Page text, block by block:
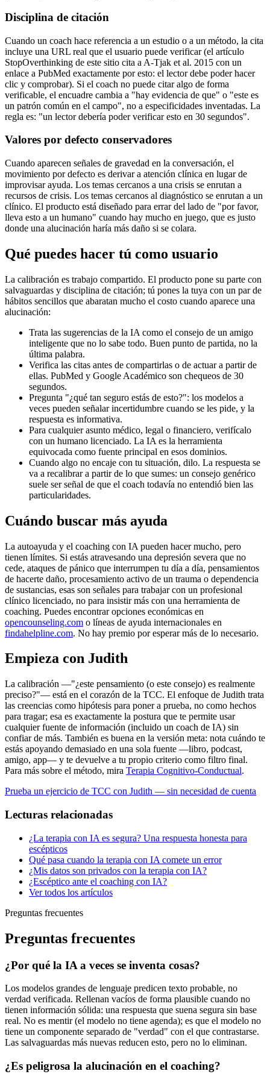
Disciplina de citación
Cuando un coach hace referencia a un estudio o a un método, la cita
incluye una URL real que el usuario puede verificar (el artículo
StopOverthinking de este sitio cita a A-Tjak et al. 2015 con un
enlace a PubMed exactamente por esto: el lector debe poder hacer
clic y comprobar). Si el coach no puede citar algo de forma
verificable, el encuadre cambia a "hay evidencia de que" o "este es
un patrón común en el campo", no a especificidades inventadas. La
regla es: "un lector debería poder verificar esto en 30 segundos".
Valores por defecto conservadores
Cuando aparecen señales de gravedad en la conversación, el
movimiento por defecto es derivar a atención clínica en lugar de
improvisar ayuda. Los temas cercanos a una crisis se enrutan a
recursos de crisis. Los temas cercanos al diagnóstico se enrutan a un
clínico. El producto está diseñado para errar del lado de "por favor,
lleva esto a un humano" cuando hay mucho en juego, que es justo
donde una alucinación haría más daño si se colara.
Qué puedes hacer tú como usuario
La calibración es trabajo compartido. El producto pone su parte con
salvaguardas y disciplina de citación; tú pones la tuya con un par de
hábitos sencillos que abaratan mucho el costo cuando aparece una
alucinación:
Trata las sugerencias de la IA como el consejo de un amigo
inteligente que no lo sabe todo. Buen punto de partida, no la
última palabra.
Verifica las citas antes de compartirlas o de actuar a partir de
ellas. PubMed y Google Académico son chequeos de 30
segundos.
Pregunta "¿qué tan seguro estás de esto?": los modelos a
veces pueden señalar incertidumbre cuando se les pide, y la
respuesta es informativa.
Para cualquier asunto médico, legal o financiero, verifícalo
con un humano licenciado. La IA es la herramienta
equivocada como fuente principal en esos dominios.
Cuando algo no encaje con tu situación, dilo. La respuesta se
va a recalibrar a partir de lo que sumes: un consejo genérico
suele ser señal de que el coach todavía no entendió bien las
particularidades.
Cuándo buscar más ayuda
La autoayuda y el coaching con IA pueden hacer mucho, pero
tienen límites. Si estás atravesando una depresión severa que no
cede, ataques de pánico que interrumpen tu día a día, pensamientos
de hacerte daño, procesamiento activo de un trauma o dependencia
de sustancias, esas son señales para trabajar con un profesional
clínico licenciado, no para insistir más con una herramienta de
coaching. Puedes encontrar opciones económicas en
opencounseling.com o líneas de ayuda internacionales en
findahelpline.com. No hay premio por esperar más de lo necesario.
Empieza con Judith
La calibración —"¿este pensamiento (o este consejo) es realmente
preciso?"— está en el corazón de la TCC. El enfoque de Judith trata
las creencias como hipótesis para poner a prueba, no como hechos
para tragar; esa es exactamente la postura que te permite usar
cualquier fuente de información (incluido un coach de IA) sin
confiar de más. También es buena en la versión meta: nota cuándo te
estás apoyando demasiado en una sola fuente —libro, podcast,
amigo, app— y te devuelve a tu propio criterio como filtro final.
Para más sobre el método, mira Terapia Cognitivo-Conductual.
Prueba un ejercicio de TCC con Judith — sin necesidad de cuenta
Lecturas relacionadas
¿La terapia con IA es segura? Una respuesta honesta para
escépticos
Qué pasa cuando la terapia con IA comete un error
¿Mis datos son privados con la terapia con IA?
¿Escéptico ante el coaching con IA?
Ver todos los artículos
Preguntas frecuentes
Preguntas frecuentes
¿Por qué la IA a veces se inventa cosas?
Los modelos grandes de lenguaje predicen texto probable, no
verdad verificada. Rellenan vacíos de forma plausible cuando no
tienen información sólida: una respuesta que suena segura sin base
real. No es mentir (el modelo no tiene agenda); es que el modelo no
tiene un componente separado de "verdad" con el que contrastarse.
Las salvaguardas más nuevas reducen esto, pero no lo eliminan.
¿Es peligrosa la alucinación en el coaching?